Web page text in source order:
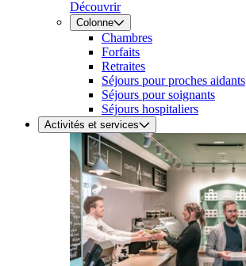
Découvrir
Colonne
Chambres
Forfaits
Retraites
Séjours pour proches aidants
Séjours pour soignants
Séjours hospitaliers
Activités et services